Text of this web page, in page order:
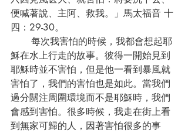
便喊著說、主阿、救我。」馬太福音 十
四：29-30。
穌在水上行走的故事。彼得一開始見到
耶穌時並不害怕，但是他一看到暴風就
害怕了，我們的害怕也是如此。當我們
過分關注周圍環境而不是耶穌時，我們
會感到害怕。很多時候，我走在街上看
到無家可歸的人，因著害怕很多的事